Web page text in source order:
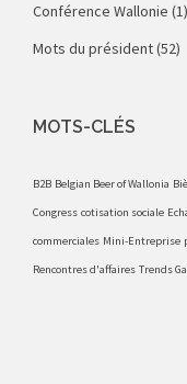
Conférence Wallonie (1)
Mots du président(52)
MOTS-CLÉS
B2B Belgian Beer of Wallonia
Congress cotisation sociale
commerciales Mini-Entreprise
Rencontres d'affaires Trends